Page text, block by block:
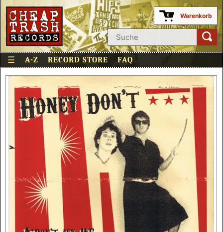
0 Warenkorb
☰ A-Z RECORD STORE FAQ